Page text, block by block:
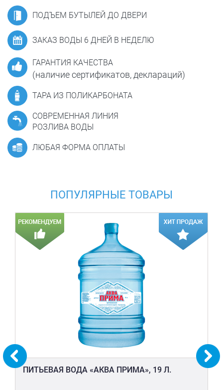
ПОДЪЕМ БУТЫЛЕЙ ДО ДВЕРИ
ЗАКАЗ ВОДЫ 6 ДНЕЙ В НЕДЕЛЮ
ГАРАНТИЯ КАЧЕСТВА
(наличие сертификатов, деклараций)
ТАРА ИЗ ПОЛИКАРБОНАТА
СОВРЕМЕННАЯ ЛИНИЯ
РОЗЛИВА ВОДЫ
ЛЮБАЯ ФОРМА ОПЛАТЫ
ПОПУЛЯРНЫЕ ТОВАРЫ
ПИТЬЕВАЯ ВОДА «АКВА ПРИМА», 19 Л.